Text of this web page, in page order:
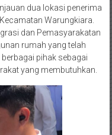
dua lokasi penerima
Warungkiara.
dan Pemasyarakatan
rumah yang telah
pihak sebagai
yang membutuhkan.